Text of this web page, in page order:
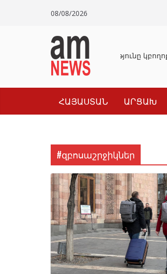
08/08/2026
Դատախազությունը
ՀԱՅԱՍՏԱՆ ԱՐՑԱԽ
#զբոսաշրջիկներ